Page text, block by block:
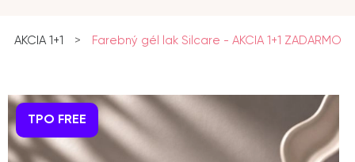
AKCIA 1+1 > Farebný gél lak Silcare - AKCIA 1+1 ZADARMO
TPO FREE